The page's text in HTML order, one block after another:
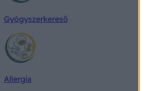
Gyógyszerkereső
Allergia